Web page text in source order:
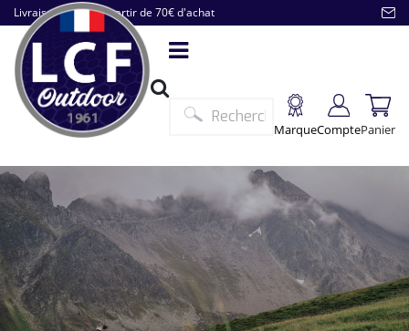
Livraison offerte à partir de 70€ d'achat
MarqueComptePanier